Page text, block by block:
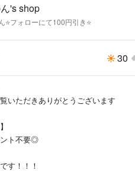
's shop
⭐️フォローにて100円引き⭐️
30
いただきありがとうございます
ント不要◎
す！！！